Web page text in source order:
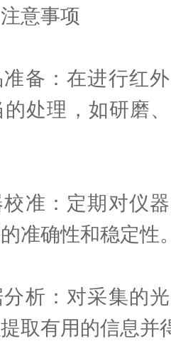
事项
：在进行红外
处理，如研磨
：定期对仪器
准确性和稳定性
：对采集的光
取有用的信息并